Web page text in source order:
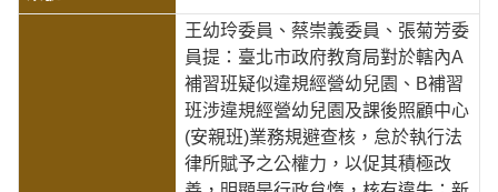
王幼玲委員、蔡崇義委員、張菊芳委
員提：臺北市政府教育局對於轄內A
補習班疑似違規經營幼兒園、B補習
班涉違規經營幼兒園及課後照顧中心
(安親班)業務規避查核，怠於執行法
律所賦予之公權力，以促其積極改